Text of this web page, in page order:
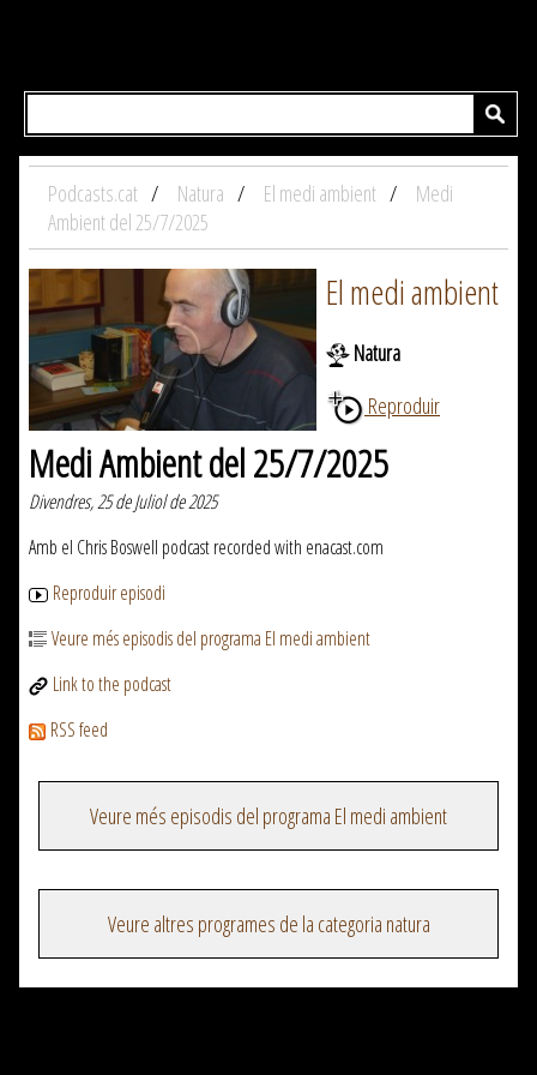
Podcasts.cat Natura El medi ambient
Medi
Ambient del 25/7/2025
El medi ambient
Natura
Reproduir
Medi Ambient del 25/7/2025
Divendres, 25 de Juliol de 2025
Amb el Chris Boswell podcast recorded with enacast.com
Reproduir episodi
Veure més episodis del programa El medi ambient
Link to the podcast
RSS feed
Veure més episodis del programa El medi ambient
Veure altres programes de la categoria natura